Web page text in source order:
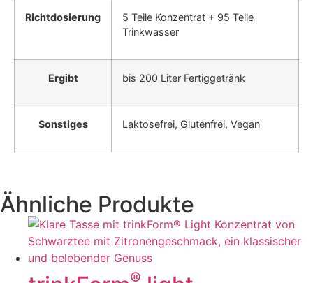
Richtdosierung
5 Teile Konzentrat + 95 Teile
Trinkwasser
Ergibt bis 200 Liter Fertiggetränk
Sonstiges Laktosefrei, Glutenfrei, Vegan
Ähnliche Produkte
®